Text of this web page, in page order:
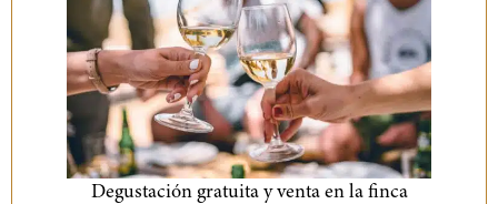
Degustación gratuita y venta en la finca